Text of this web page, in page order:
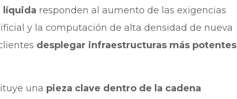
líquida responden al aumento de las exigencias
y la computación de alta densidad de nueva
desplegar infraestructuras más potentes
una pieza clave dentro de la cadena